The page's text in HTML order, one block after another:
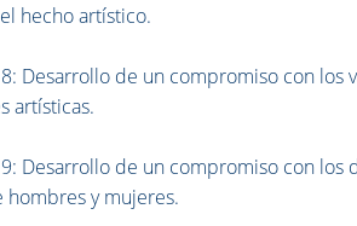
hecho artístico.
Desarrollo de un compromiso con los
artísticas.
Desarrollo de un compromiso con
y mujeres.